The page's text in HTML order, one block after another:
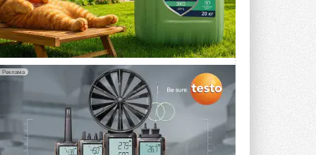
Для Арктики создали
технологию защиты
ветрогенераторов от аварий
Разработка учитывает влияние
мерзлоты, обледенения и снеговых ...
6 АВГУСТА 2026
Гибридный тепловой насос PV/T
с одним общим испарителем
Исследователи предложили
конструкцию двухисточникового ...
5 АВГУСТА 2026
Реклама